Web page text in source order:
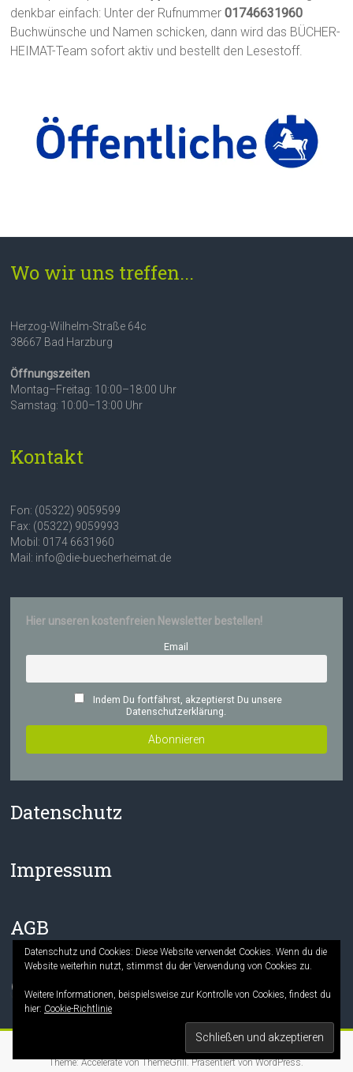
denkbar einfach: Unter der Rufnummer01746631960
Buchwünsche und Namen schicken, dann wird das BÜCHER-
HEIMAT-Team sofort aktiv und bestellt den Lesestoff.
Wo wir uns treffen...
Herzog-Wilhelm-Straße 64c
38667 Bad Harzburg
Öffnungszeiten
Montag–Freitag: 10:00–18:00 Uhr
Samstag: 10:00–13:00 Uhr
Kontakt
Fon: (05322) 9059599
Fax: (05322) 9059993
Mobil: 0174 6631960
Mail: info@die-buecherheimat.de
Hier unseren kostenfreien Newsletter bestellen!
Email
Indem Du fortfährst, akzeptierst Du unsere
Datenschutzerklärung.
Datenschutz
Impressum
AGB
Facebook
Instagram
. Alle Rechte vorbehalten.
Theme:Acceleratevon ThemeGrill. Präsentiert vonWordPress.
Datenschutz und Cookies: Diese Website verwendet Cookies. Wenn du die
Website weiterhin nutzt, stimmst du der Verwendung von Cookies zu.
Weitere Informationen, beispielsweise zur Kontrolle von Cookies, findest du
hier: Cookie-Richtlinie